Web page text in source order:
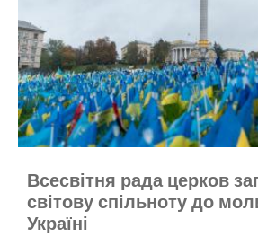
Всесвітня рада церков
світову спільноту до
Україні